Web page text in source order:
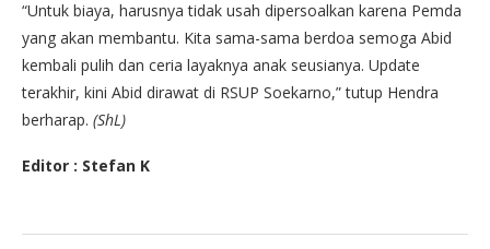
“Untuk biaya, harusnya tidak usah dipersoalkan karena Pemda
yang akan membantu. Kita sama-sama berdoa semoga Abid
kembali pulih dan ceria layaknya anak seusianya. Update
terakhir, kini Abid dirawat di RSUP Soekarno,” tutup Hendra
berharap. (ShL)
Editor : Stefan K